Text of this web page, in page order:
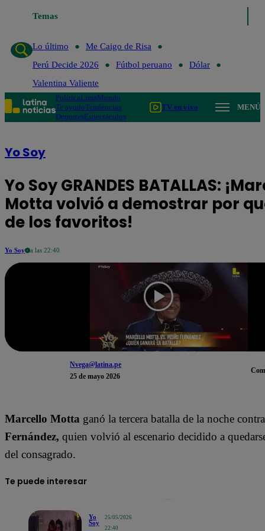
Temas
Lo último
Me Caigo de Risa
Perú Decide 2026
Fútbol peruano
Dólar
Valentina Valiente
PolíticaLimaMundo
Te ayudoTendencias
DeportesEspectáculos
TV en vivo MENÚ
Yo Soy
Yo Soy GRANDES BATALLAS:
Motta volvió a demostrar por
de los favoritos!
Yo Soy a las 22:40
Nvega@latina.pe
25 de mayo 2026
Marcello Motta ganó la tercera batalla de la noche
Fernández, quien volvió al escenario decidido a
del consagrado.
Te puede interesar
Yo
Soy
25/05/2026
22:40